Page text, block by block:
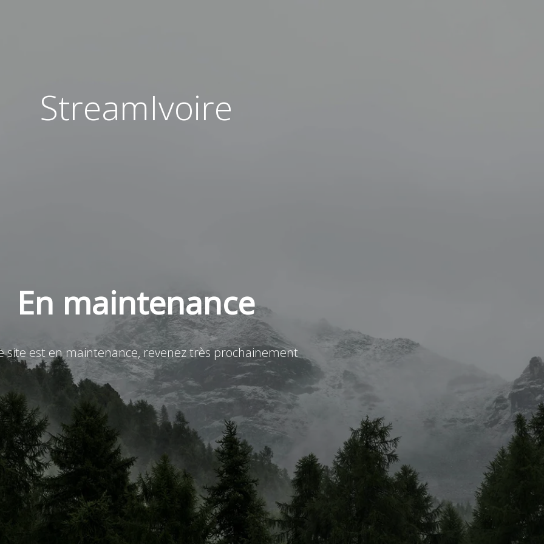
StreamIvoire
En maintenance
site est en maintenance, revenez très prochainement